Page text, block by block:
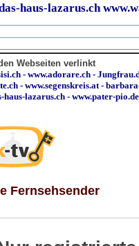
haus-lazarus.ch
Webseiten verlinkt
- www.adorare.ch -
- www.segenskreis.at -
haus-lazarus.ch - www.pater-pio.de
Fernsehsender